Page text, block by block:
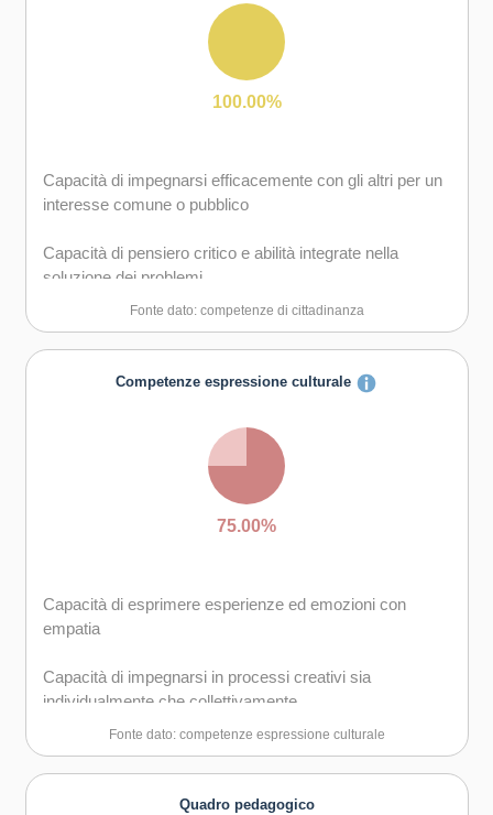
Capacità di favorire il proprio benessere fisico ed
gruppo sia in maniera autonoma
Capacità di comunicare e negoziare efficacemente con
Capacità di possedere spirito di iniziativa e
autoconsapevolezza
Capacità di essere proattivi e lungimiranti
Capacità di coraggio e perseveranza nel raggiungimento
degli obiettivi
Capacità di motivare gli altri e valorizzare le loro idee, di
Capacità di accettare la responsabilità
100.00%
Capacità di impegnarsi efficacemente con gli altri per un
interesse comune o pubblico
Capacità di pensiero critico e abilità integrate nella
soluzione dei problemi
Fonte dato: competenze di cittadinanza
Competenze espressione culturale
75.00%
Capacità di esprimere esperienze ed emozioni con
empatia
Capacità di impegnarsi in processi creativi sia
individualmente che collettivamente
immaginare nuove possibilità
Fonte dato: competenze espressione culturale
Quadro pedagogico